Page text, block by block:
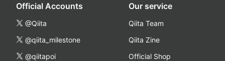
Official Accounts
@Qiita
@qiita_milestone
@qiitapoi
Our service
Qiita Team
Qiita Zine
Official Shop